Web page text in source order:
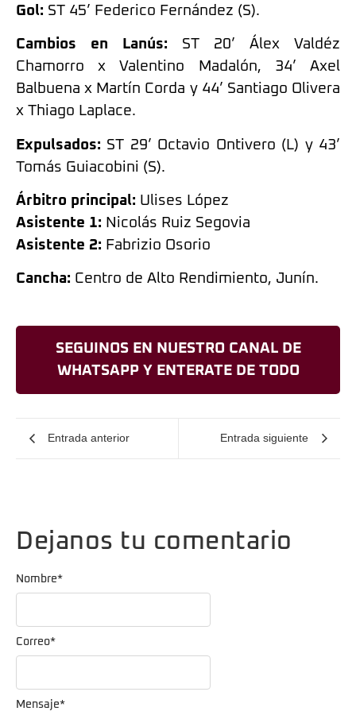
Gol: ST 45’ Federico Fernández (S).
Cambios en Lanús: ST 20’ Álex Valdéz
Chamorro x Valentino Madalón, 34’ Axel
Balbuena x Martín Corda y 44’ Santiago Olivera
x Thiago Laplace.
Expulsados: ST 29’ Octavio Ontivero (L) y 43’
Tomás Guiacobini (S).
Árbitro principal: Ulises López
Asistente 1: Nicolás Ruiz Segovia
Asistente 2: Fabrizio Osorio
Cancha: Centro de Alto Rendimiento, Junín.
SEGUINOS EN NUESTRO CANAL DE
WHATSAPP Y ENTERATE DE TODO
Entrada anterior Entrada siguiente
Dejanos tu comentario
Mensaje*
Nombre*
Correo*